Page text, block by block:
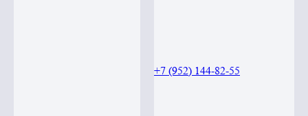
+7 (952) 144-82-55